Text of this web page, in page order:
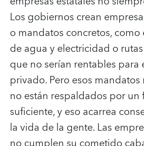
Los gobiernos crean
o mandatos concretos,
de agua y electricidad o
que no serían rentables para
privado. Pero esos mandatos
no están respaldados por
suficiente, y eso acarrea
la vida de la gente. Las